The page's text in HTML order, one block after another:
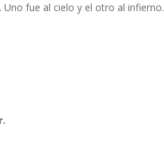
fue al cielo y el otro al infierno.